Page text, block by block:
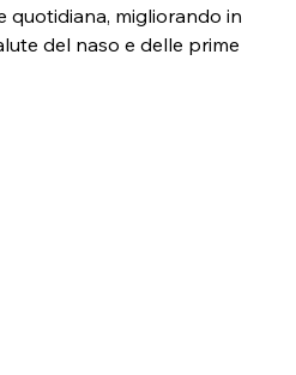
quotidiana, migliorando in
del naso e delle prime